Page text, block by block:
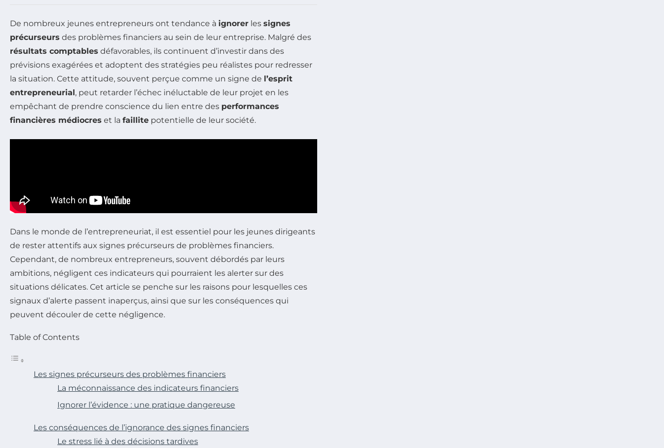
De nombreux jeunes entrepreneurs ont tendance à ignorer les signes
précurseurs des problèmes financiers au sein de leur entreprise. Malgré des
résultats comptables défavorables, ils continuent d’investir dans des
prévisions exagérées et adoptent des stratégies peu réalistes pour redresser
la situation. Cette attitude, souvent perçue comme un signe de l’esprit
entrepreneurial , peut retarder l’échec inéluctable de leur projet en les
empêchant de prendre conscience du lien entre des performances
financières médiocres et la faillite potentielle de leur société.
Dans le monde de l’entrepreneuriat, il est essentiel pour les jeunes dirigeants
de rester attentifs aux signes précurseurs de problèmes financiers.
Cependant, de nombreux entrepreneurs, souvent débordés par leurs
ambitions, négligent ces indicateurs qui pourraient les alerter sur des
situations délicates. Cet article se penche sur les raisons pour lesquelles ces
signaux d’alerte passent inaperçus, ainsi que sur les conséquences qui
peuvent découler de cette négligence.
Table of Contents
Les signes précurseurs des problèmes financiers
La méconnaissance des indicateurs financiers
Ignorer l’évidence : une pratique dangereuse
Les conséquences de l’ignorance des signes financiers
Le stress lié à des décisions tardives